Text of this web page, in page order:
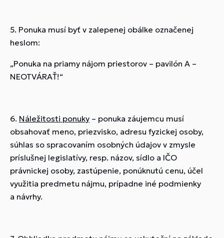
5. Ponuka musí byť v zalepenej obálke označenej
heslom:
„Ponuka na priamy nájom priestorov – pavilón A –
NEOTVÁRAŤ!“
6. Náležitosti ponuky – ponuka záujemcu musí
obsahovať meno, priezvisko, adresu fyzickej osoby,
súhlas so spracovaním osobných údajov v zmysle
príslušnej legislatívy, resp. názov, sídlo a IČO
právnickej osoby, zastúpenie, ponúknutú cenu, účel
využitia predmetu nájmu, prípadne iné podmienky
a návrhy.